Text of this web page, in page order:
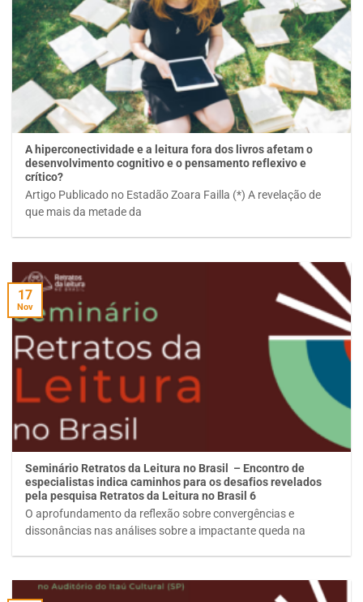
A hiperconectividade e a leitura fora dos livros afetam o
desenvolvimento cognitivo e o pensamento reflexivo e
crítico?
Artigo Publicado no Estadão Zoara Failla (*) A revelação de
que mais da metade da
Seminário Retratos da Leitura no Brasil – Encontro de
especialistas indica caminhos para os desafios revelados
pela pesquisa Retratos da Leitura no Brasil 6
O aprofundamento da reflexão sobre convergências e
dissonâncias nas análises sobre a impactante queda na
17
Nov